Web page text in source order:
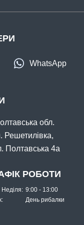
обл.
Решетилівка,
Полтавська 4а
РОБОТИ
Неділя: 9:00 - 13:00
День рибалки
WhatsApp